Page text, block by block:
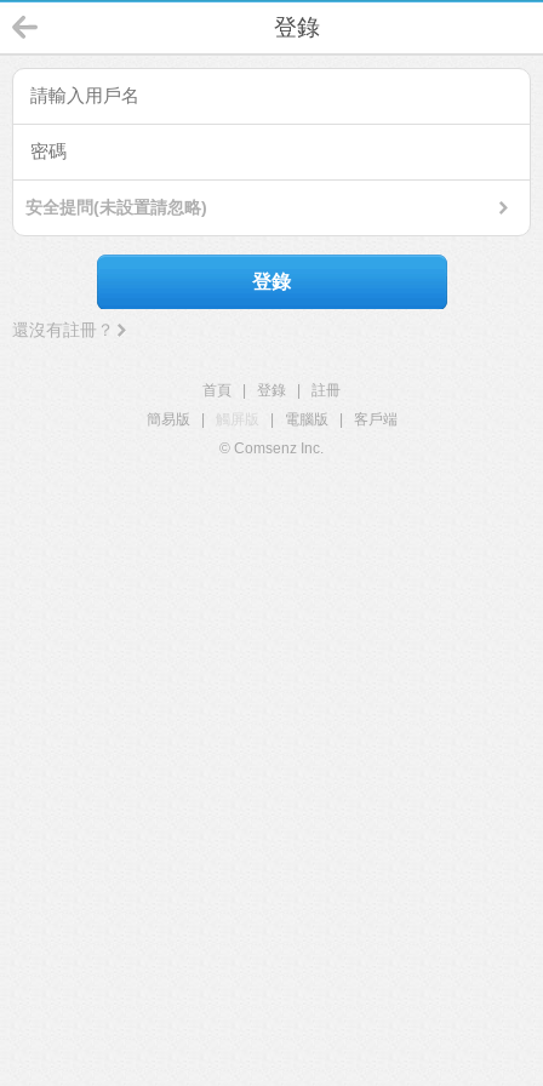
登錄
安全提問(未設置請忽略)
登錄
還沒有註冊？
首頁 登錄
註冊
簡易版
觸屏版 電腦版
客戶端
© Comsenz Inc.